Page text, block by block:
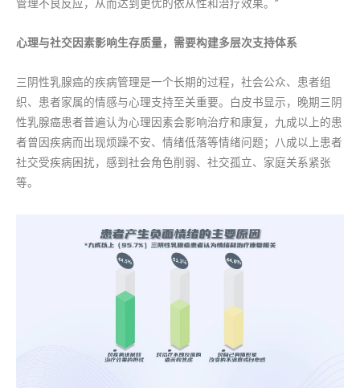
管理不良反应，从而达到更优的依从性和治疗效果。”
心理与社交因素影响生存质量，需要构建多层次支持体系
三阴性乳腺癌的疾病管理是一个长期的过程，社会公众、患者组
织、患者家属的情感与心理支持至关重要。白皮书显示，晚期三阴
性乳腺癌患者普遍认为心理因素会影响治疗和康复，九成以上的患
者曾因疾病而出现烦躁不安、情绪低落等情绪问题；八成以上患者
社交受疾病困扰，感到社会角色削弱、社交孤立、家庭关系紧张
等。